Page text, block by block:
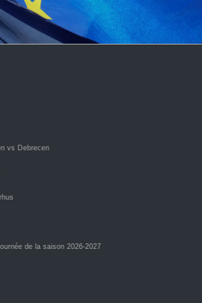
vs Debrecen
de la saison 2026-2027